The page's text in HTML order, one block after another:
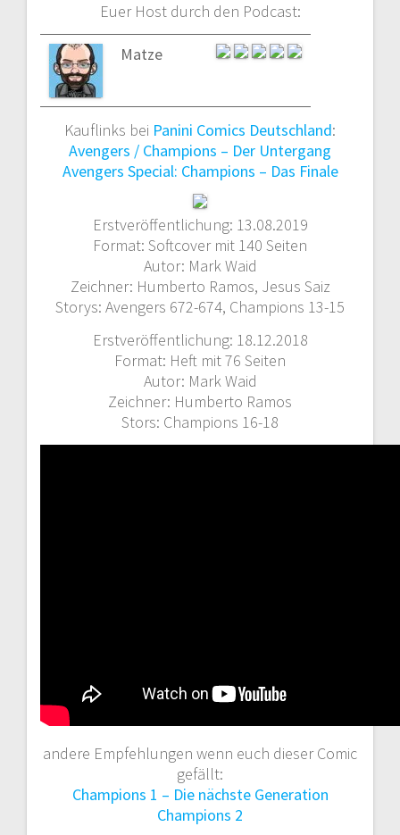
Euer Host durch den Podcast:
Matze
Kauflinks bei Panini Comics Deutschland:
Avengers / Champions – Der Untergang
Avengers Special: Champions – Das Finale
Erstveröffentlichung: 13.08.2019
Format: Softcover mit 140 Seiten
Autor: Mark Waid
Zeichner: Humberto Ramos, Jesus Saiz
Storys: Avengers 672-674, Champions 13-15
Erstveröffentlichung: 18.12.2018
Format: Heft mit 76 Seiten
Autor: Mark Waid
Zeichner: Humberto Ramos
Stors: Champions 16-18
andere Empfehlungen wenn euch dieser Comic
gefällt:
Champions 1 – Die nächste Generation
Champions 2